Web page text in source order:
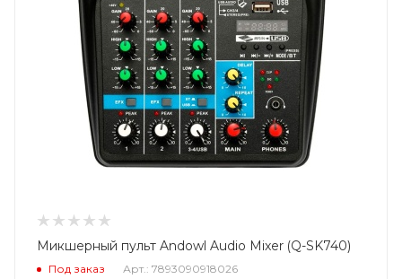
Микшерный пульт Andowl Audio Mixer (Q-SK740)
Под заказ Арт.: 7893090918026